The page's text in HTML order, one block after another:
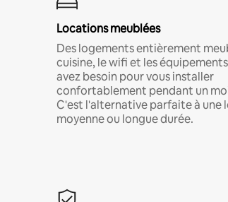
Locations meublées
Des logements entièrement
cuisine, le wifi et les
avez besoin pour vous installer
confortablement pendant un
C'est l'alternative parfaite à une
moyenne ou longue durée.